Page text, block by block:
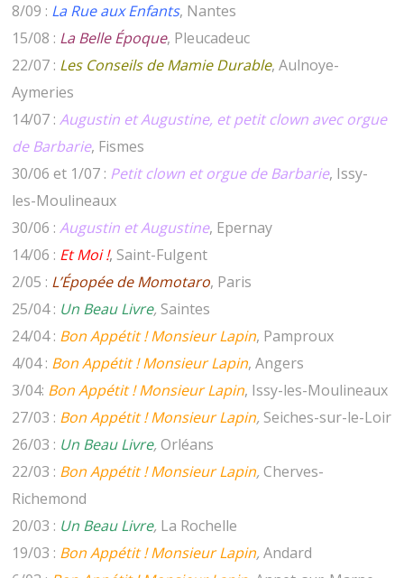
8/09 : La Rue aux Enfants, Nantes
15/08 : La Belle Époque, Pleucadeuc
22/07 : Les Conseils de Mamie Durable, Aulnoye-
Aymeries
14/07 :Augustin et Augustine, et petit clown avec orgue
de Barbarie, Fismes
30/06 et 1/07 : Petit clown et orgue de Barbarie, Issy-
les-Moulineaux
30/06 :Augustin et Augustine, Epernay
14/06 : Et Moi !, Saint-Fulgent
2/05 : L’Épopée de Momotaro, Paris
25/04 : Un Beau Livre, Saintes
24/04 : Bon Appétit ! Monsieur Lapin, Pamproux
4/04 : Bon Appétit ! Monsieur Lapin, Angers
3/04: Bon Appétit ! Monsieur Lapin, Issy-les-Moulineaux
27/03 : Bon Appétit ! Monsieur Lapin, Seiches-sur-le-Loir
26/03 : Un Beau Livre,Orléans
22/03 : Bon Appétit ! Monsieur Lapin,Cherves-
Richemond
20/03 : Un Beau Livre, La Rochelle
19/03 : Bon Appétit ! Monsieur Lapin, Andard